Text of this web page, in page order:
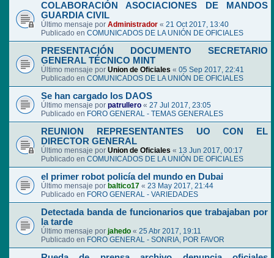
COLABORACIÓN ASOCIACIONES DE MANDOS
GUARDIA CIVIL
Último mensaje por Administrador « 21 Oct 2017, 13:40
Publicado en COMUNICADOS DE LA UNIÓN DE OFICIALES
PRESENTACIÓN DOCUMENTO SECRETARIO
GENERAL TÉCNICO MINT
Último mensaje por Union de Oficiales « 05 Sep 2017, 22:41
Publicado en COMUNICADOS DE LA UNIÓN DE OFICIALES
Se han cargado los DAOS
Último mensaje por patrullero « 27 Jul 2017, 23:05
Publicado en FORO GENERAL - TEMAS GENERALES
REUNION REPRESENTANTES UO CON EL
DIRECTOR GENERAL
Último mensaje por Union de Oficiales « 13 Jun 2017, 00:17
Publicado en COMUNICADOS DE LA UNIÓN DE OFICIALES
el primer robot policía del mundo en Dubai
Último mensaje por baltico17 « 23 May 2017, 21:44
Publicado en FORO GENERAL - VARIEDADES
Detectada banda de funcionarios que trabajaban por
la tarde
Último mensaje por jahedo « 25 Abr 2017, 19:11
Publicado en FORO GENERAL - SONRIA, POR FAVOR